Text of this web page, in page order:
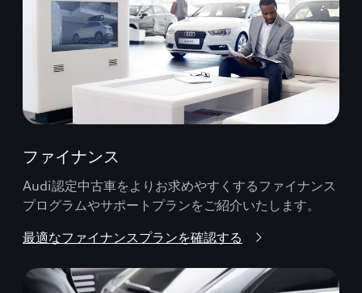
ファイナンス
Audi認定中古車をよりお求めやすくするファイナンス
プログラムやサポートプランをご紹介いたします。
最適なファイナンスプランを確認する